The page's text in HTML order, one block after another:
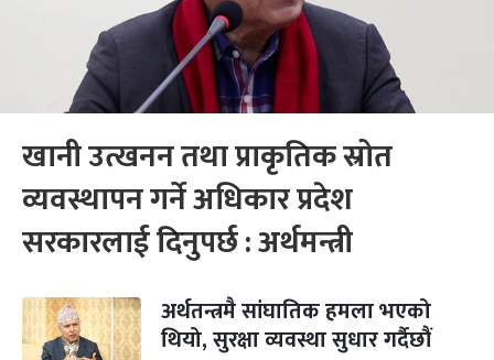
खानी उत्खनन तथा प्राकृतिक स्रोत
व्यवस्थापन गर्ने अधिकार प्रदेश
सरकारलाई दिनुपर्छ : अर्थमन्त्री
अर्थतन्त्रमै सांघातिक हमला भएको
थियो, सुरक्षा व्यवस्था सुधार गर्दैछौं